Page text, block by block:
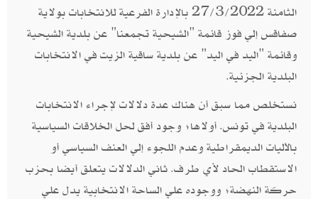
الثامنة 27/3/2022 بالإدارة الفرعية للانتخابات بولاية
صفاقس إلي فوز قائمة "الشيحية تجمعنا" عن بلدية الشيحية
وقائمة "اليد في اليد" عن بلدية ساقية الزيت في الانتخابات
البلدية الجزئية.
نستخلص مما سبق أن هناك عدة دلالات لإجراء الانتخابات
البلدية في تونس. أولاها؛ وجود أفق لحل الخلاقات السياسية
بالآليات الديمقراطية وعدم اللجوء إلي العنف السياسي أو
الاستقطاب الحاد لأي طرف. ثاني الدلالات يتعلق أيضا بحزب
حركة النهضة؛ ووجوده علي الساحة الانتخابية يدل علي